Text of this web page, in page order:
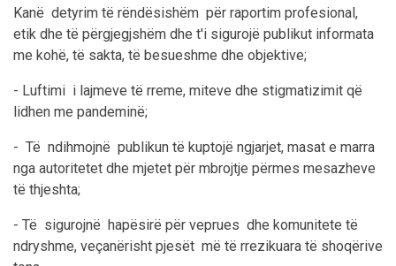
Kanë detyrim të rëndësishëm për raportim profesional,
etik dhe të përgjegjshëm dhe t'i sigurojë publikut informata
me kohë, të sakta, të besueshme dhe objektive;
- Luftimi i lajmeve të rreme, miteve dhe stigmatizimit që
lidhen me pandeminë;
- Të ndihmojnë publikun të kuptojë ngjarjet, masat e marra
nga autoritetet dhe mjetet për mbrojtje përmes mesazheve
të thjeshta;
- Të sigurojnë hapësirë për veprues dhe komunitete të
ndryshme, veçanërisht pjesët më të rrezikuara të shoqërive